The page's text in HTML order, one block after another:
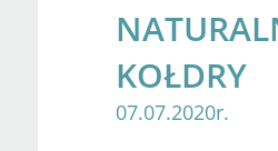
KOŁDRY
07.07.2020r.